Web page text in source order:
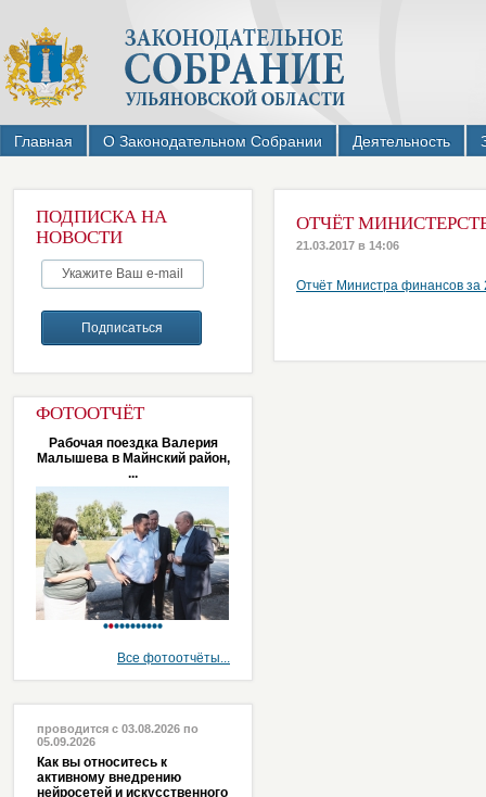
Главная О Законодательном Собрании Деятельность
ПОДПИСКА НА
НОВОСТИ
ФОТООТЧЁТ
Рабочая поездка Валерия
Малышева в Майнский район,
...
Все фотоотчёты...
проводится с 03.08.2026 по
05.09.2026
Как вы относитесь к
активному внедрению
нейросетей и искусственного
ОТЧЁТ
21.03.2017 в 14:06
Отчёт Министра финансов за